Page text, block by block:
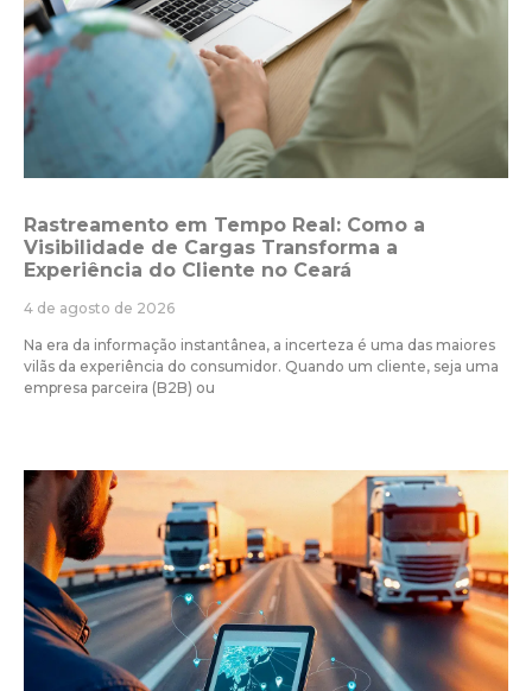
Rastreamento em Tempo Real: Como a
Visibilidade de Cargas Transforma a
Experiência do Cliente no Ceará
4 de agosto de 2026
Na era da informação instantânea, a incerteza é uma das maiores
vilãs da experiência do consumidor. Quando um cliente, seja uma
empresa parceira (B2B) ou